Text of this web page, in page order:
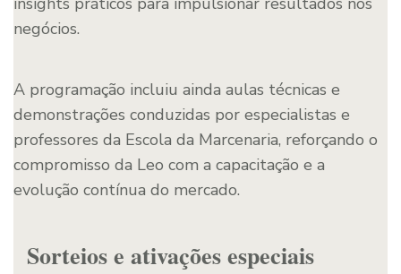
negócios.
A programação incluiu ainda aulas técnicas e
demonstrações conduzidas por especialistas e
professores da Escola da Marcenaria, reforçando o
compromisso da Leo com a capacitação e a
evolução contínua do mercado.
Sorteios e ativações especiais